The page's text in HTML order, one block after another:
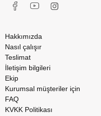
Hakkımızda
Nasıl çalışır
Teslimat
İletişim bilgileri
Ekip
Kurumsal müşteriler için
FAQ
KVKK Politikası